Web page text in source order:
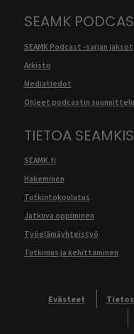
SEAMK
SEAMK Podcast -sarjan jaksot
Arkisto
Mediatiedot
Ohjeet podcastin
TIETOA
SEAMK.fi
Hakeminen
Tutkintokoulutus
Jatkuva oppiminen
Työelämäyhteistyö
Tutkimus ja kehittäminen
Evästeet